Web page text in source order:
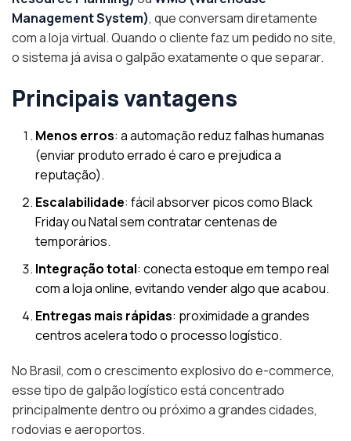
Management System), que conversam diretamente
com a loja virtual. Quando o cliente faz um pedido no site,
o sistema já avisa o galpão exatamente o que separar.
Principais vantagens
Menos erros: a automação reduz falhas humanas
(enviar produto errado é caro e prejudica a
reputação).
Escalabilidade: fácil absorver picos como Black
Friday ou Natal sem contratar centenas de
temporários.
Integração total: conecta estoque em tempo real
com a loja online, evitando vender algo que acabou.
Entregas mais rápidas: proximidade a grandes
centros acelera todo o processo logístico.
No Brasil, com o crescimento explosivo do e-commerce,
esse tipo de galpão logístico está concentrado
principalmente dentro ou próximo a grandes cidades,
rodovias e aeroportos.